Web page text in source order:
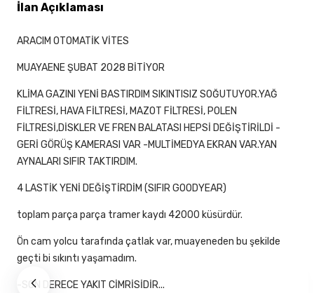
İlan Açıklaması
ARACIM OTOMATİK VİTES
MUAYAENE ŞUBAT 2028 BİTİYOR
KLİMA GAZINI YENİ BASTIRDIM SIKINTISIZ SOĞUTUYOR.YAĞ
FİLTRESİ, HAVA FİLTRESİ, MAZOT FİLTRESİ, POLEN
FİLTRESİ,DİSKLER VE FREN BALATASI HEPSİ DEĞİŞTİRİLDİ -
GERİ GÖRÜŞ KAMERASI VAR -MULTİMEDYA EKRAN VAR.YAN
AYNALARI SIFIR TAKTIRDIM.
4 LASTİK YENİ DEĞİŞTİRDİM (SIFIR GOODYEAR)
toplam parça parça tramer kaydı 42000 küsürdür.
Ön cam yolcu tarafında çatlak var, muayeneden bu şekilde
geçti bi sıkıntı yaşamadım.
-SON DERECE YAKIT CİMRİSİDİR...